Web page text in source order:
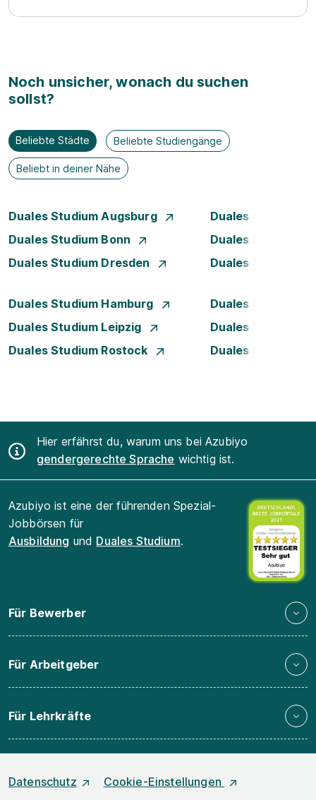
Noch unsicher, wonach du suchen
sollst?
Beliebte Städte Beliebte Studiengänge
Beliebt in deiner Nähe
Duales Studium Augsburg
Duales Studium
Duales Studium Bonn
Duales Studium
Duales Studium Dresden
Duales Studium
Duales Studium Hamburg
Duales Studium
Duales Studium Leipzig
Duales Studium
Duales Studium Rostock
Duales Studium
Hier erfährst du, warum uns bei Azubiyo
gendergerechte Sprache wichtig ist.
Azubiyo ist eine der führenden Spezial-
Jobbörsen für
Ausbildung und Duales Studium.
Für Bewerber
Für Arbeitgeber
Für Lehrkräfte
Datenschutz
Cookie-Einstellungen